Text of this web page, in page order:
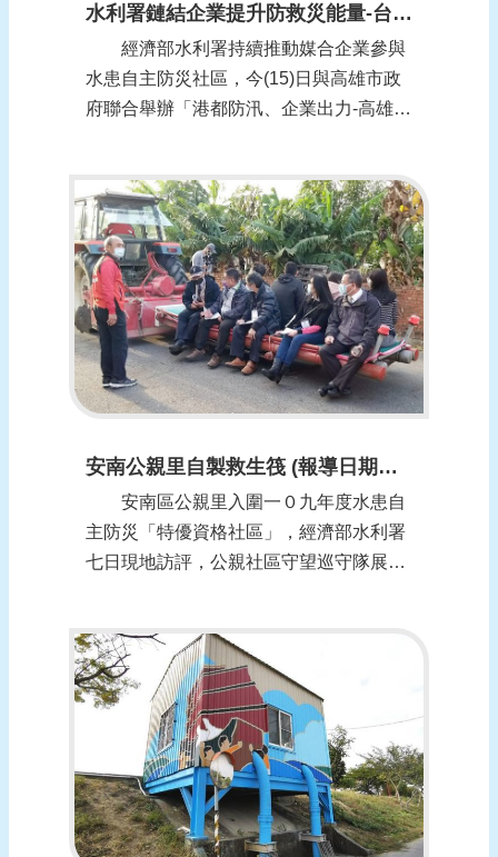
水利署鏈結企業提升防救災能量-台塑導入資源響應 (報導日期：1100115)
經濟部水利署持續推動媒合企業參與
水患自主防災社區，今(15)日與高雄市政
府聯合舉辦「港都防汛、企業出力-高雄市
多在地企業和水患社區合作，挹注企業資
源於社區防災工作，擴增整體防救災量
能。 今日的說明會由王藝峰與高雄市
政府副...
安南公親里自製救生筏 (報導日期：1100108)
安南區公親里入圍一０九年度水患自
主防災「特優資格社區」，經濟部水利署
七日現地訪評，公親社區守望巡守隊展示
災害發生及時保全人命的重要作為。
經濟部水利署辦理「一０八年度水患自主
防災社區評鑑」，從全國三十一個社區評
選十個「特...